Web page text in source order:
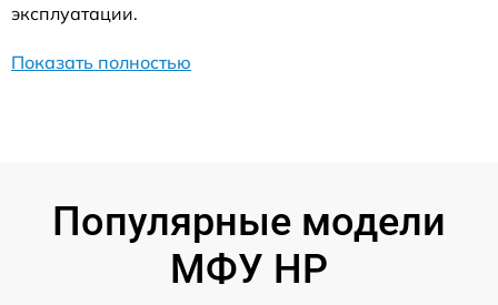
эксплуатации.
Показать полностью
Популярные модели
МФУ HP